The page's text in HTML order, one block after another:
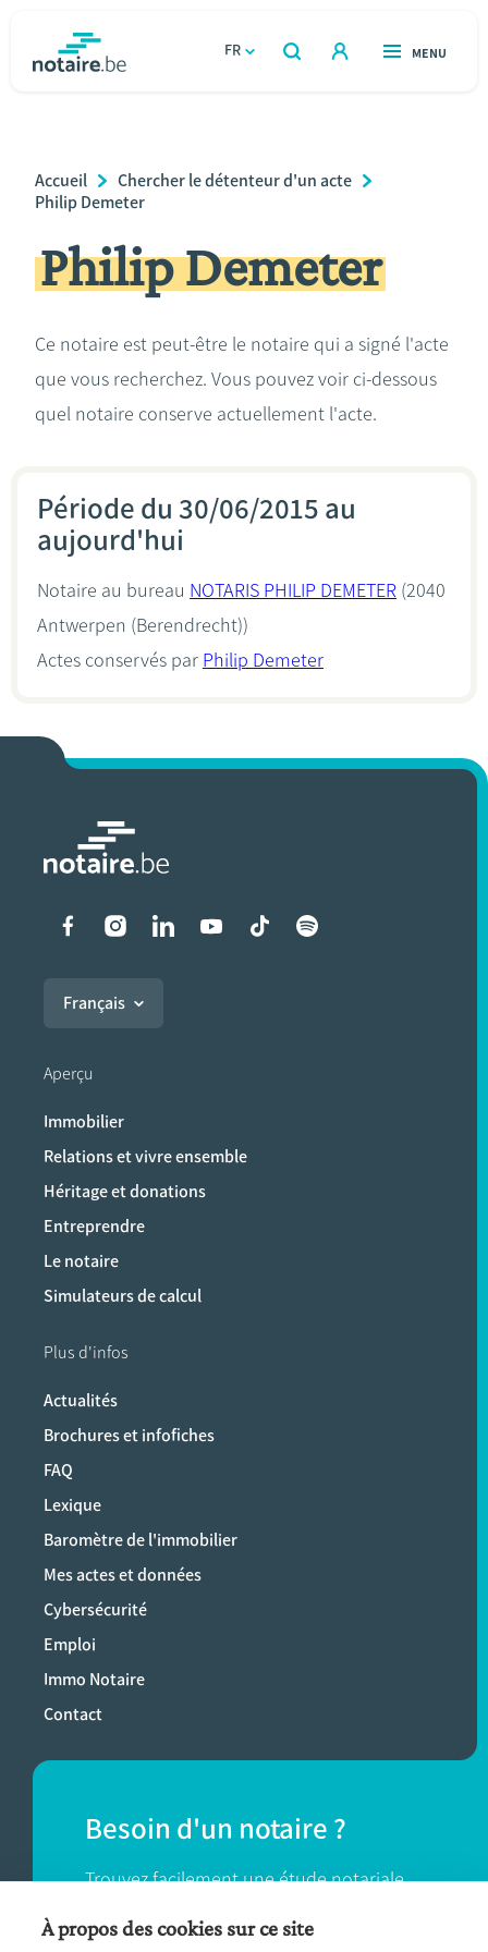
FR
OUVERT
RECHERCHER
OUVERT
MENU
Relations et vivre ensemble
Héritage et donations
Le notaire
Breadcrumb
Accueil
Chercher le détenteur d'un acte
Philip Demeter
Philip Demeter
Ce notaire est peut-être le notaire qui a signé l'acte
que vous recherchez. Vous pouvez voir ci-dessous
quel notaire conserve actuellement l'acte.
Période du 30/06/2015 au
aujourd'hui
Notaire au bureau NOTARIS PHILIP DEMETER (2040
Antwerpen (Berendrecht))
Actes conservés par Philip Demeter
Liens vers les réseaux
Français
Aperçu
Immobilier
Relations et vivre ensemble
Héritage et donations
Entreprendre
Le notaire
Simulateurs de calcul
Plus d'infos
Actualités
Brochures et infofiches
FAQ
Lexique
Baromètre de l'immobilier
Mes actes et données
Cybersécurité
Emploi
Immo Notaire
Contact
Besoin d'un notaire ?
Trouvez facilement une étude notariale
près de chez vous.
À propos des cookies sur ce site